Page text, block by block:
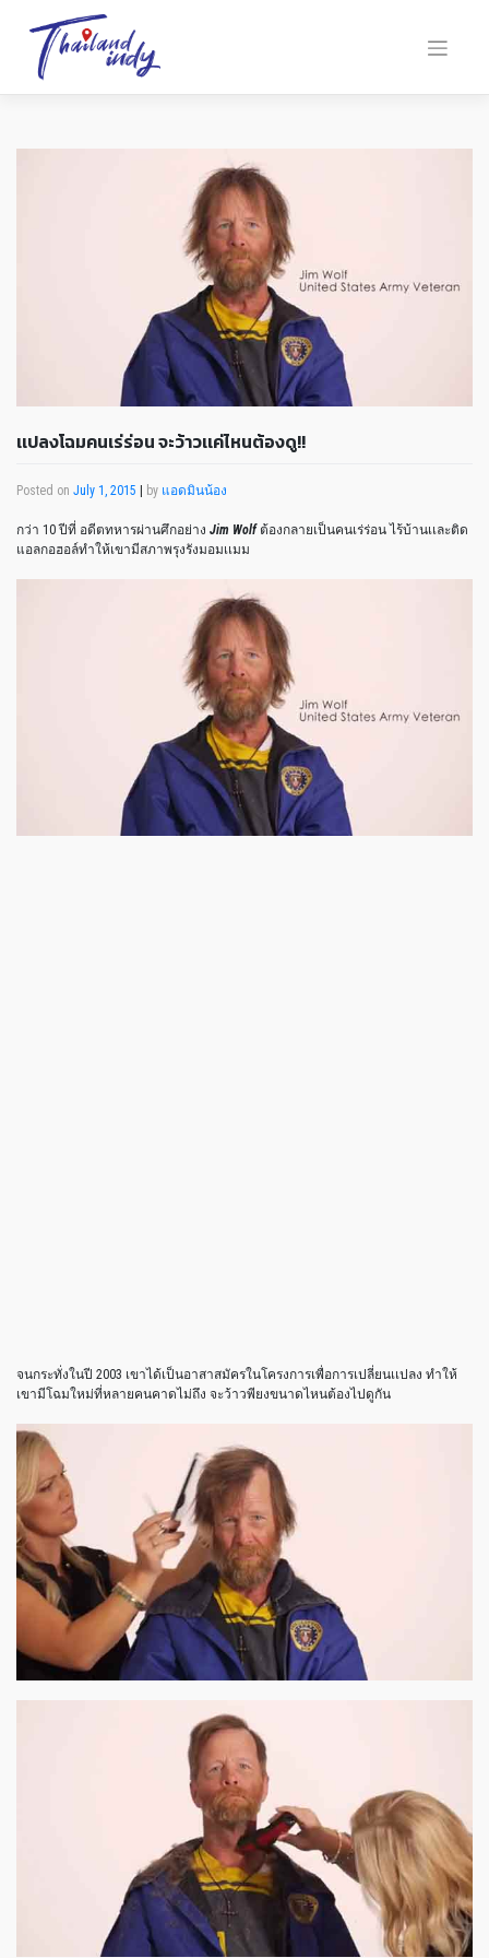
เเปลงโฉมคนเร่ร่อน จะว้าวเเค่ไหนต้องดู!!
Posted on July 1, 2015 | by แอดมินน้อง
กว่า 10 ปีที่ อดีตทหารผ่านศึกอย่าง Jim Wolfต้องกลายเป็นคนเร่ร่อน ไร้บ้านเเละติด
แอลกอฮอล์ทำให้เขามีสภาพรุงรังมอมเเมม
จนกระทั่งในปี 2003 เขาได้เป็นอาสาสมัครในโครงการเพื่อการเปลี่ยนเเปลง ทำให้
เขามีโฉมใหม่ที่หลายคนคาดไม่ถึง จะว้าวพียงขนาดไหนต้องไปดูกัน